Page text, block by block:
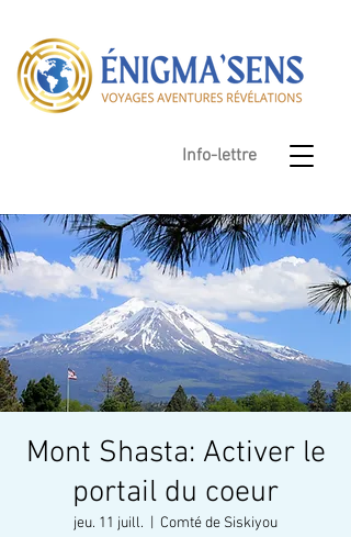
Info-lettre
Mont Shasta: Activer le
portail du coeur
jeu. 11 juill. Comté de Siskiyou